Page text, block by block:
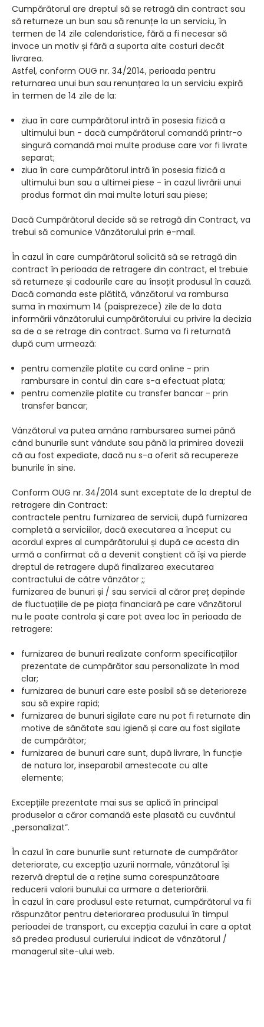
Cumpărătorul are dreptul să se retragă din contract sau
să returneze un bun sau să renunțe la un serviciu, în
termen de 14 zile calendaristice, fără a fi necesar să
invoce un motiv și fără a suporta alte costuri decât
livrarea.
Astfel, conform OUG nr. 34/2014, perioada pentru
returnarea unui bun sau renunțarea la un serviciu expiră
în termen de 14 zile de la:
ziua în care cumpărătorul intră în posesia fizică a
ultimului bun - dacă cumpărătorul comandă printr-o
singură comandă mai multe produse care vor fi livrate
separat;
ziua în care cumpărătorul intră în posesia fizică a
ultimului bun sau a ultimei piese - în cazul livrării unui
produs format din mai multe loturi sau piese;
Dacă Cumpărătorul decide să se retragă din Contract, va
trebui să comunice Vânzătorului prin e-mail.
În cazul în care cumpărătorul solicită să se retragă din
contract în perioada de retragere din contract, el trebuie
să returneze și cadourile care au însoțit produsul în cauză.
Dacă comanda este plătită, vânzătorul va rambursa
suma în maximum 14 (paisprezece) zile de la data
informării vânzătorului cumpărătorului cu privire la decizia
sa de a se retrage din contract. Suma va fi returnată
după cum urmează:
pentru comenzile platite cu card online - prin
rambursare in contul din care s-a efectuat plata;
pentru comenzile platite cu transfer bancar - prin
transfer bancar;
Vânzătorul va putea amâna rambursarea sumei până
când bunurile sunt vândute sau până la primirea dovezii
că au fost expediate, dacă nu s-a oferit să recupereze
bunurile în sine.
Conform OUG nr. 34/2014 sunt exceptate de la dreptul de
retragere din Contract:
contractele pentru furnizarea de servicii, după furnizarea
completă a serviciilor, dacă executarea a început cu
acordul expres al cumpărătorului și după ce acesta din
urmă a confirmat că a devenit conștient că își va pierde
dreptul de retragere după finalizarea executarea
contractului de către vânzător ;;
furnizarea de bunuri și / sau servicii al căror preț depinde
de fluctuațiile de pe piața financiară pe care vânzătorul
nu le poate controla și care pot avea loc în perioada de
retragere:
furnizarea de bunuri realizate conform specificațiilor
prezentate de cumpărător sau personalizate în mod
clar;
furnizarea de bunuri care este posibil să se deterioreze
sau să expire rapid;
furnizarea de bunuri sigilate care nu pot fi returnate din
motive de sănătate sau igienă și care au fost sigilate
de cumpărător;
furnizarea de bunuri care sunt, după livrare, în funcție
de natura lor, inseparabil amestecate cu alte
elemente;
Excepțiile prezentate mai sus se aplică în principal
produselor a căror comandă este plasată cu cuvântul
„personalizat”.
În cazul în care bunurile sunt returnate de cumpărător
deteriorate, cu excepția uzurii normale, vânzătorul își
rezervă dreptul de a reține suma corespunzătoare
reducerii valorii bunului ca urmare a deteriorării.
În cazul în care produsul este returnat, cumpărătorul va fi
răspunzător pentru deteriorarea produsului în timpul
perioadei de transport, cu excepția cazului în care a optat
să predea produsul curierului indicat de vânzătorul /
managerul site-ului web.